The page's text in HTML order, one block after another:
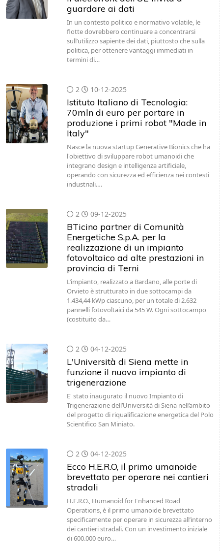
guardare ai dati
In un contesto politico e normativo volatile, le
flotte dovrebbero continuare a concentrarsi
sull’utilizzo sapiente dei dati, piuttosto che sulla
politica, per ottenere vantaggi immediati in
termini di…
2 10-12-2025
Istituto Italiano di Tecnologia:
70mln di euro per portare in
produzione i primi robot "Made in
Italy"
Nasce la nuova startup Generative Bionics che ha
l'obiettivo di sviluppare robot umanoidi che
integrano design e intelligenza artificiale,
operando con sicurezza ed efficienza nei contesti
industriali.…
2 09-12-2025
BTicino partner di Comunità
Energetiche S.p.A. per la
realizzazione di un impianto
fotovoltaico ad alte prestazioni in
provincia di Terni
L’impianto, realizzato a Bardano, alle porte di
Orvieto è strutturato in due sottocampi da
1.434,44 kWp ciascuno, per un totale di 2.632
pannelli fotovoltaici da 545 W. Ogni sottocampo
(costituito da…
2 04-12-2025
L'Università di Siena mette in
funzione il nuovo impianto di
trigenerazione
E' stato inaugurato il nuovo Impianto di
Trigenerazione dell’Università di Siena nell’ambito
del progetto di riqualificazione energetica del Polo
Scientifico San Miniato.
2 04-12-2025
Ecco H.E.R.O, il primo umanoide
brevettato per operare nei cantieri
stradali
H.E.R.O., Humanoid for Enhanced Road
Operations, è il primo umanoide brevettato
specificamente per operare in sicurezza all’interno
dei cantieri stradali. Con un investimento iniziale
di 600.000 euro…